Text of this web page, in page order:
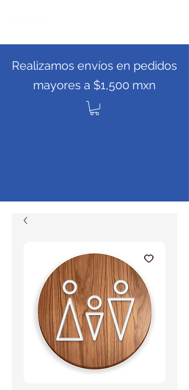
Realizamos envíos en pedidos
mayores a $1,500 mxn